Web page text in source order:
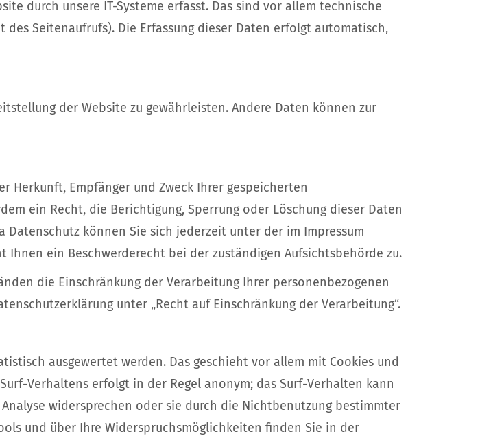
durch unsere IT-Systeme erfasst. Das sind vor allem technische
Seitenaufrufs). Die Erfassung dieser Daten erfolgt automatisch,
der Website zu gewährleisten. Andere Daten können zur
Herkunft, Empfänger und Zweck Ihrer gespeicherten
ein Recht, die Berichtigung, Sperrung oder Löschung dieser Daten
Datenschutz können Sie sich jederzeit unter der im Impressum
Ihnen ein Beschwerderecht bei der zuständigen Aufsichtsbehörde zu.
die Einschränkung der Verarbeitung Ihrer personenbezogenen
unter „Recht auf Einschränkung der Verarbeitung“.
ausgewertet werden. Das geschieht vor allem mit Cookies und
Verhaltens erfolgt in der Regel anonym; das Surf-Verhalten kann
widersprechen oder sie durch die Nichtbenutzung bestimmter
und über Ihre Widerspruchsmöglichkeiten finden Sie in der